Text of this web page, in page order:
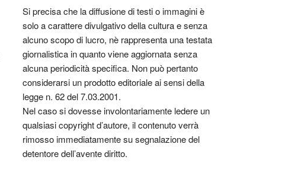
Si precisa che la diffusione di testi o immagini è
solo a carattere divulgativo della cultura e senza
alcuno scopo di lucro, nè rappresenta una testata
giornalistica in quanto viene aggiornata senza
alcuna periodicità specifica. Non può pertanto
considerarsi un prodotto editoriale ai sensi della
legge n. 62 del 7.03.2001.
Nel caso si dovesse involontariamente ledere un
qualsiasi copyright d’autore, il contenuto verrà
rimosso immediatamente su segnalazione del
detentore dell’avente diritto.